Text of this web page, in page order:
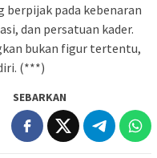
berpijak pada kebenaran
dan persatuan kader.
bukan figur tertentu,
(***)
SEBARKAN